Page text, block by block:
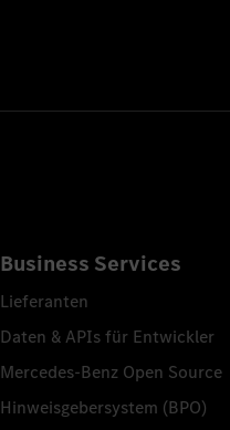
Business Services
Lieferanten
Daten & APIs für Entwickler
Mercedes-Benz Open Source
Hinweisgebersystem (BPO)